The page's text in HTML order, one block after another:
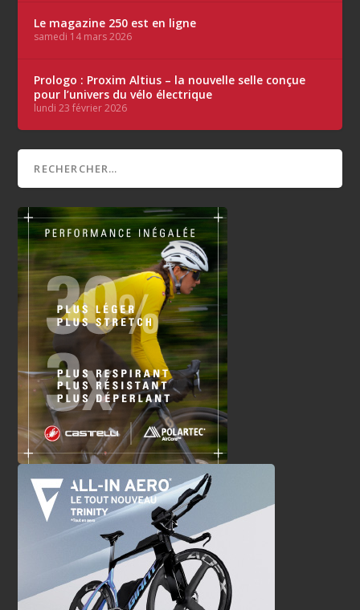
Le magazine 250 est en ligne
samedi 14 mars 2026
Prologo : Proxim Altius – la nouvelle selle conçue
pour l’univers du vélo électrique
lundi 23 février 2026